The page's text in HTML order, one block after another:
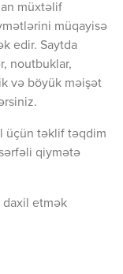
müxtəlif
müqayisə
edir. Saytda
noutbuklar,
və böyük məişət
üçün təklif təqdim
qiymətə
daxil etmək